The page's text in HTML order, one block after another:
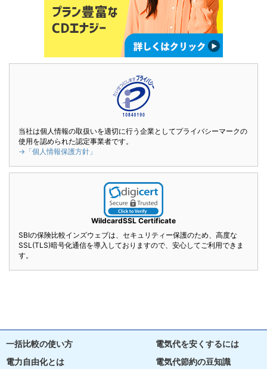
当社は個人情報の取扱いを適切に行う企業としてプライバシーマークの
使用を認められた認定事業者です。
→「個人情報保護方針」
WildcardSSL Certificate
SBIの保険比較インズウェブは、セキュリティー保護のため、高度な
SSL(TLS)暗号化通信を導入しておりますので、安心してご利用できま
す。
一括比較の使い方
電気代を安くするには
電力自由化とは
電気代節約の豆知識